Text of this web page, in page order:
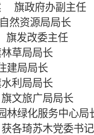
政府办副主任
源局局长
发改委主任
局局长
局长
局局长
旅广局局长
服务中心局
琦苏木党委书记